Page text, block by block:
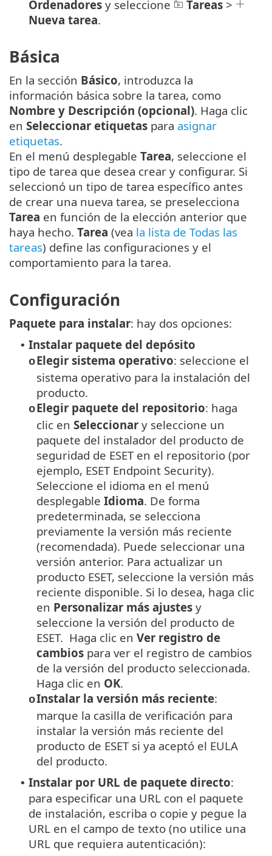
Ordenadores y seleccione Tareas >
Nueva tarea.
Básica
En la sección Básico, introduzca la
información básica sobre la tarea, como
Nombre y Descripción (opcional). Haga clic
en Seleccionar etiquetas para asignar
etiquetas.
En el menú desplegable Tarea, seleccione el
tipo de tarea que desea crear y configurar. Si
seleccionó un tipo de tarea específico antes
de crear una nueva tarea, se preselecciona
Tarea en función de la elección anterior que
haya hecho. Tarea (vea la lista de Todas las
tareas) define las configuraciones y el
comportamiento para la tarea.
Configuración
Paquete para instalar: hay dos opciones:
• Instalar paquete del depósito
oElegir sistema operativo: seleccione el
sistema operativo para la instalación del
producto.
oElegir paquete del repositorio: haga
clic en Seleccionar y seleccione un
paquete del instalador del producto de
seguridad de ESET en el repositorio (por
ejemplo, ESET Endpoint Security).
Seleccione el idioma en el menú
desplegable Idioma. De forma
predeterminada, se selecciona
previamente la versión más reciente
(recomendada). Puede seleccionar una
versión anterior. Para actualizar un
producto ESET, seleccione la versión más
reciente disponible. Si lo desea, haga clic
en Personalizar más ajustes y
seleccione la versión del producto de
ESET. Haga clic en Ver registro de
cambios para ver el registro de cambios
de la versión del producto seleccionada.
Haga clic en OK.
oInstalar la versión más reciente:
marque la casilla de verificación para
instalar la versión más reciente del
producto de ESET si ya aceptó el EULA
del producto.
• Instalar por URL de paquete directo:
para especificar una URL con el paquete
de instalación, escriba o copie y pegue la
URL en el campo de texto (no utilice una
URL que requiera autenticación):